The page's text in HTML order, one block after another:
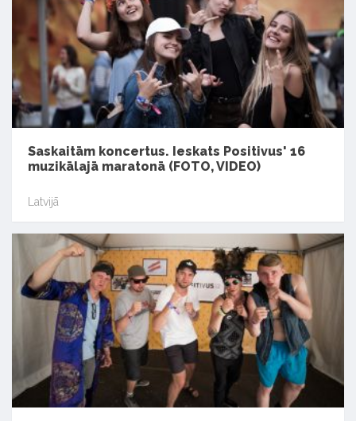
Saskaitām koncertus. Ieskats Positivus' 16
muzikālajā maratonā (FOTO, VIDEO)
Latvijā